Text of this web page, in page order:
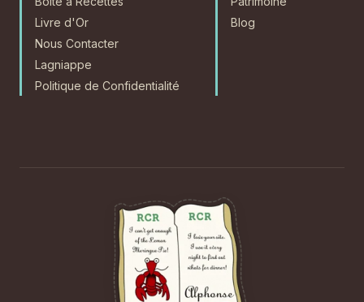
Livre d'Or
Nous Contacter
Lagniappe
Politique de Confidentialité
Blog